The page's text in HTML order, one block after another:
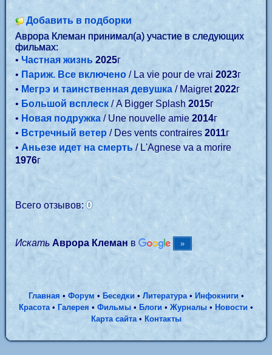
Добавить в подборки
Аврора Клеман принимал(а) участие в следующих
фильмах:
•Частная жизнь 2025г
• Париж. Все включено / La vie pour de vrai 2023г
• Мегрэ и таинственная девушка / Maigret2022г
• Большой всплеск / A Bigger Splash2015г
• Новая подружка / Une nouvelle amie 2014г
• Встречный ветер / Des vents contraires2011г
• Аньезе идет на смерть / L'Agnese va a morire
1976г
Всего отзывов:0
Искать Аврора Клеман в
Главная •Форум • Беседки• Литература• Инфокниги•
Красота• Галерея • Фильмы • Блоги • Журналы • Новости •
Карта сайта• Контакты